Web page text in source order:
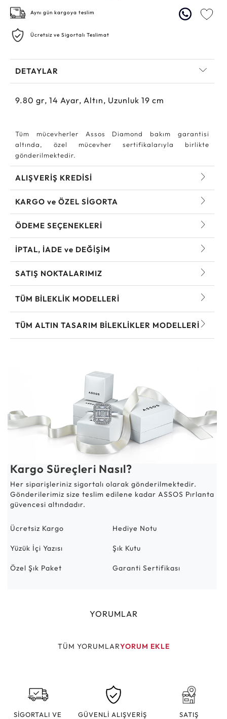
Aynı gün kargoya teslim
Ücretsiz ve Sigortalı Teslimat
DETAYLAR
9.80 gr, 14 Ayar, Altın, Uzunluk 19 cm
Tüm mücevherler Assos Diamond bakım garantisi
altında, özel mücevher sertifikalarıyla birlikte
gönderilmektedir.
ALIŞVERİŞ KREDİSİ
KARGO ve ÖZEL SİGORTA
ÖDEME SEÇENEKLERİ
İPTAL, İADE ve DEĞİŞİM
SATIŞ NOKTALARIMIZ
TÜM BILEKLIK MODELLERI
TÜM ALTIN TASARIM BILEKLIKLER MODELLERI
Kargo Süreçleri Nasıl?
Her siparişleriniz sigortalı olarak gönderilmektedir.
Gönderilerimiz size teslim edilene kadar ASSOS Pırlanta
güvencesi altındadır.
Ücretsiz Kargo Hediye Notu
Yüzük İçi Yazısı Şık Kutu
Özel Şık Paket Garanti Sertifikası
YORUMLAR
TÜM YORUMLARYORUM EKLE
SİGORTALI VE
GÜVENLİ ALIŞVERİŞ
SATIŞ